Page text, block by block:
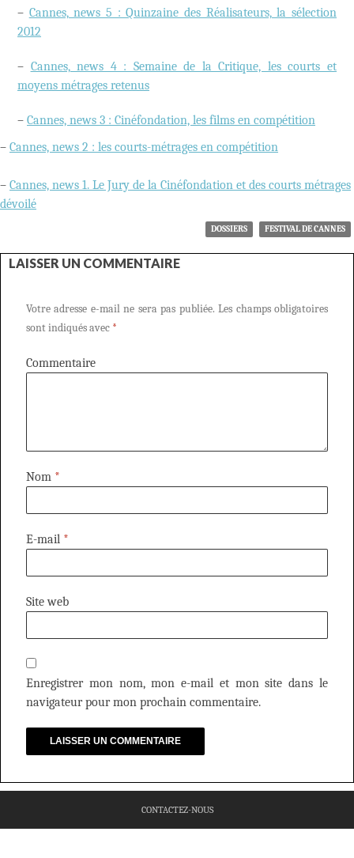
– Cannes, news 5 : Quinzaine des Réalisateurs, la sélection
2012
– Cannes, news 4 : Semaine de la Critique, les courts et
moyens métrages retenus
– Cannes, news 3 : Cinéfondation, les films en compétition
– Cannes, news 2 : les courts-métrages en compétition
– Cannes, news 1. Le Jury de la Cinéfondation et des courts métrages
dévoilé
DOSSIERS FESTIVAL DE CANNES
LAISSER UN COMMENTAIRE
Votre adresse e-mail ne sera pas publiée. Les champs obligatoires
sont indiqués avec *
Commentaire
Nom *
E-mail *
Site web
Enregistrer mon nom, mon e-mail et mon site dans le
navigateur pour mon prochain commentaire.
CONTACTEZ-NOUS